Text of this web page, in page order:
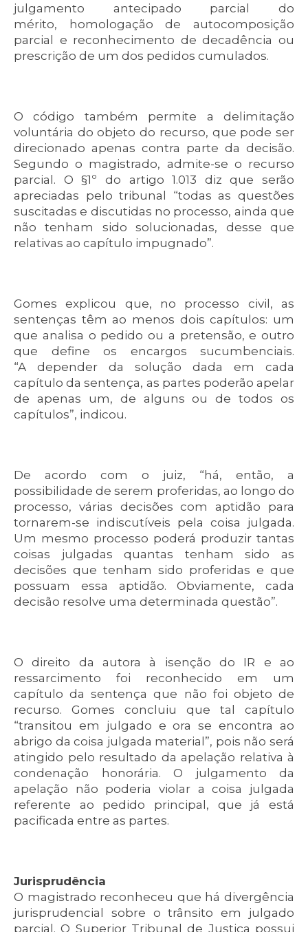
julgamento antecipado parcial do
mérito, homologação de autocomposição
parcial e reconhecimento de decadência ou
prescrição de um dos pedidos cumulados.
O código também permite a delimitação
voluntária do objeto do recurso, que pode ser
direcionado apenas contra parte da decisão.
Segundo o magistrado, admite-se o recurso
parcial. O §1º do artigo 1.013 diz que serão
apreciadas pelo tribunal “todas as questões
suscitadas e discutidas no processo, ainda que
não tenham sido solucionadas, desse que
relativas ao capítulo impugnado”.
Gomes explicou que, no processo civil, as
sentenças têm ao menos dois capítulos: um
que analisa o pedido ou a pretensão, e outro
que define os encargos sucumbenciais.
“A depender da solução dada em cada
capítulo da sentença, as partes poderão apelar
de apenas um, de alguns ou de todos os
capítulos”, indicou.
De acordo com o juiz, “há, então, a
possibilidade de serem proferidas, ao longo do
processo, várias decisões com aptidão para
tornarem-se indiscutíveis pela coisa julgada.
Um mesmo processo poderá produzir tantas
coisas julgadas quantas tenham sido as
decisões que tenham sido proferidas e que
possuam essa aptidão. Obviamente, cada
decisão resolve uma determinada questão”.
O direito da autora à isenção do IR e ao
ressarcimento foi reconhecido em um
capítulo da sentença que não foi objeto de
recurso. Gomes concluiu que tal capítulo
“transitou em julgado e ora se encontra ao
abrigo da coisa julgada material”, pois não será
atingido pelo resultado da apelação relativa à
condenação honorária. O julgamento da
apelação não poderia violar a coisa julgada
referente ao pedido principal, que já está
pacificada entre as partes.
Jurisprudência
O magistrado reconheceu que há divergência
jurisprudencial sobre o trânsito em julgado
parcial. O Superior Tribunal de Justiça possui